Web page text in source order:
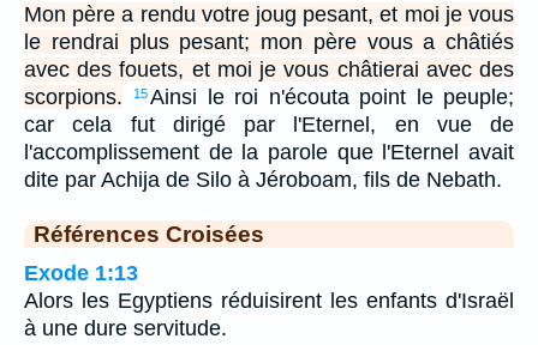
Mon père a rendu votre joug pesant, et moi je vous
le rendrai plus pesant; mon père vous a châtiés
avec des fouets, et moi je vous châtierai avec des
scorpions.
15 Ainsi le roi n'écouta point le peuple;
car cela fut dirigé par l'Eternel, en vue de
l'accomplissement de la parole que l'Eternel avait
dite par Achija de Silo à Jéroboam, fils de Nebath.
Références Croisées
Exode 1:13
Alors les Egyptiens réduisirent les enfants d'Israël
à une dure servitude.